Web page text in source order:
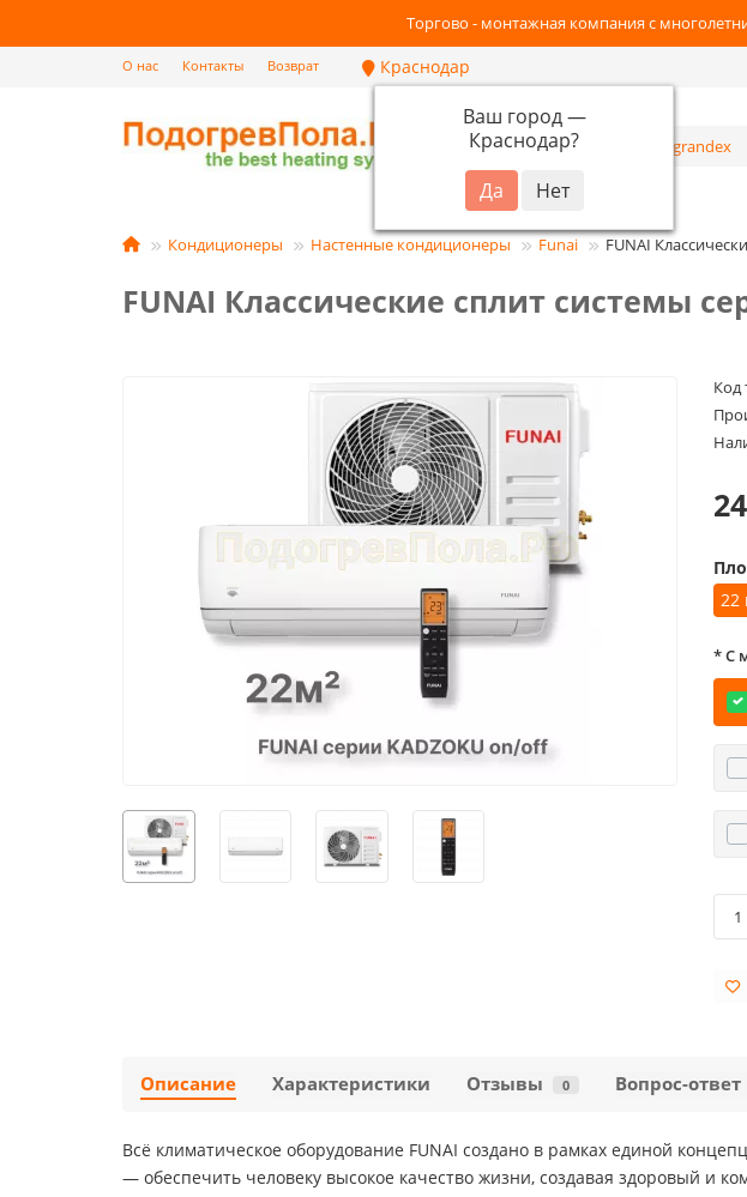
Торгово - монтажная компания с
О нас Контакты Возврат Краснодар
Ваш город —
Краснодар?
Каталог
Кондиционеры Настенные кондиционеры Funai FUNAI
FUNAI Классические сплит системы
Код
22
* С
Описание Характеристики Отзывы 0 Вопрос-ответ
Всё климатическое оборудование FUNAI создано в рамках единой
— обеспечить человеку высокое качество жизни, создавая здоровый и